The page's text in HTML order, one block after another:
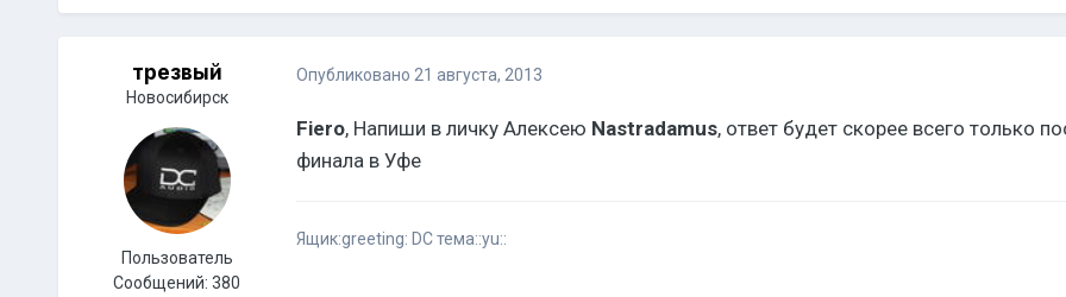
трезвый
Новосибирск
Пользователь
Сообщений:380
Опубликовано 21 августа, 2013
Fiero, Напиши в личку Алексею Nastradamus, ответ будет скорее всего только
финала в Уфе
Ящик:greeting: DC тема::yu::